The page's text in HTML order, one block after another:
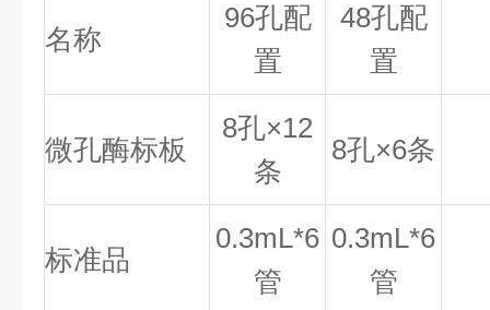
名称
96孔配
置
48孔配
置
微孔酶标板
8孔×12
条
8孔×6条
标准品
0.3mL*6
管
0.3mL*6
管